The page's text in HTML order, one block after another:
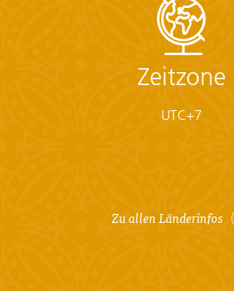
Zeitzone
UTC+7
Zu allen Länderinfos